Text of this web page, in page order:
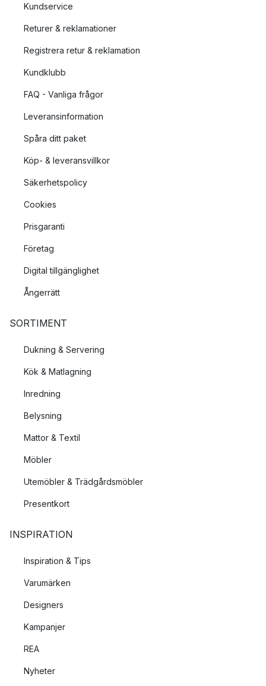
Kundservice
Returer & reklamationer
Registrera retur & reklamation
Kundklubb
FAQ - Vanliga frågor
Leveransinformation
Spåra ditt paket
Köp- & leveransvillkor
Säkerhetspolicy
Cookies
Prisgaranti
Företag
Digital tillgänglighet
Ångerrätt
SORTIMENT
Dukning & Servering
Kök & Matlagning
Inredning
Belysning
Mattor & Textil
Möbler
Utemöbler & Trädgårdsmöbler
Presentkort
INSPIRATION
Inspiration & Tips
Varumärken
Designers
Kampanjer
REA
Nyheter